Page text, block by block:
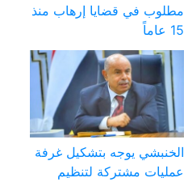
مطلوب في قضايا إرهاب منذ
15 عاماً
الخنبشي يوجه بتشكيل غرفة
عمليات مشتركة لتنظيم